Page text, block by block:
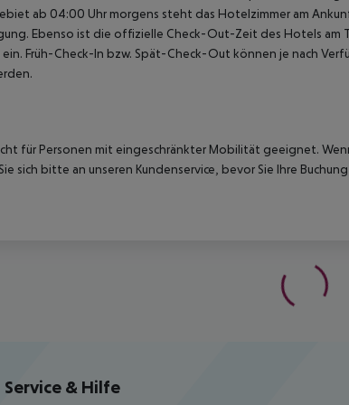
ab 04:00 Uhr morgens steht das Hotelzimmer am
Ebenso ist die offizielle Check-Out-Zeit des Hotels am
Früh-Check-In bzw. Spät-Check-Out können je nach
für Personen mit eingeschränkter Mobilität geeignet.
sich bitte an unseren Kundenservice, bevor Sie Ihre
Service & Hilfe